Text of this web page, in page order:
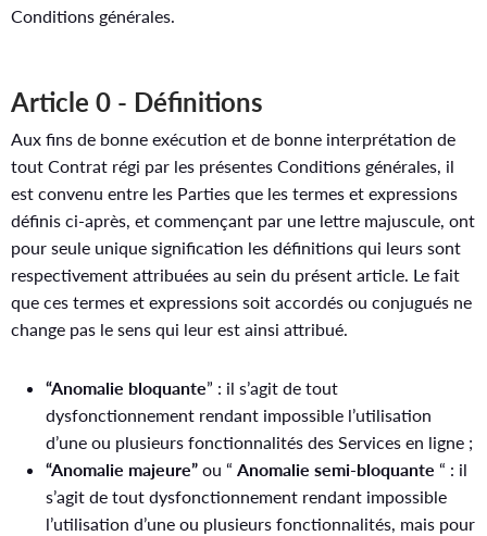
Conditions générales.
Article 0 - Définitions
Aux fins de bonne exécution et de bonne interprétation de
tout Contrat régi par les présentes Conditions générales, il
est convenu entre les Parties que les termes et expressions
définis ci-après, et commençant par une lettre majuscule, ont
pour seule unique signification les définitions qui leurs sont
respectivement attribuées au sein du présent article. Le fait
que ces termes et expressions soit accordés ou conjugués ne
change pas le sens qui leur est ainsi attribué.
“Anomalie bloquante” : il s’agit de tout
dysfonctionnement rendant impossible l’utilisation
d’une ou plusieurs fonctionnalités des Services en ligne ;
“Anomalie majeure” ou “ Anomalie semi-bloquante “ : il
s’agit de tout dysfonctionnement rendant impossible
l’utilisation d’une ou plusieurs fonctionnalités, mais pour